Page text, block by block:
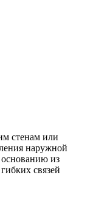
стенам или
наружной
из
связей